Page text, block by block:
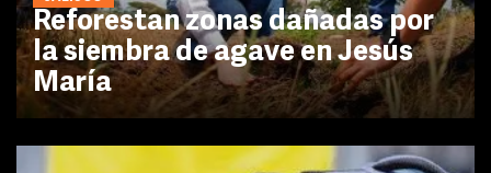
Reforestan zonas dañadas por
la siembra de agave en Jesús
María